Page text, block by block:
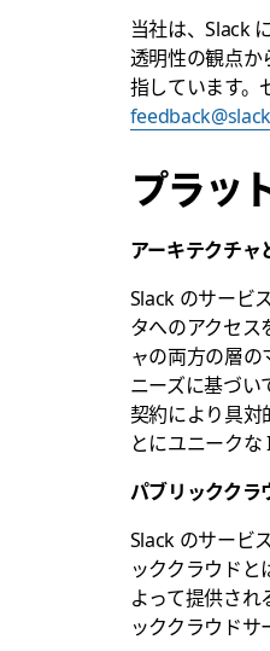
当社は、Slack
透明性の観点か
指しています。
プラッ
アーキテクチャ
Slack のサービ
タへのアクセ
ャの両方の層
ニーズに基づい
契約により具
とにユニークな
パブリッククラ
Slack のサービ
ッククラウド
よって提供さ
ッククラウドサ